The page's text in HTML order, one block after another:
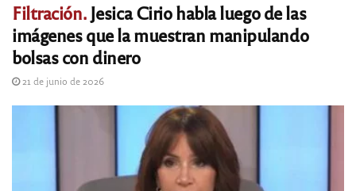
Filtración.Jesica Cirio habla luego de las
imágenes que la muestran manipulando
bolsas con dinero
21 de junio de 2026